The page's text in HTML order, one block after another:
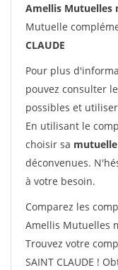
Amellis Mutuelles
Mutuelle
CLAUDE
Pour plus
pouvez consulter
possibles et
En utilisant le
choisir sa
déconvenues.
à votre besoin.
Comparez les
Amellis Mutuelles
Trouvez votre
SAINT CLAUDE !